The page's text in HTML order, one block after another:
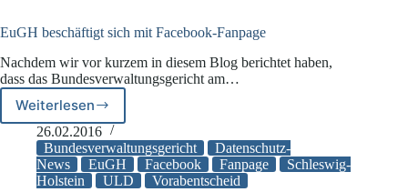
Recording-
EuGH beschäftigt sich mit Facebook-Fanpage
Nachdem wir vor kurzem in diesem Blog berichtet haben,
dass das Bundesverwaltungsgericht am…
Weiterlesen
EuGH
beschäftigt
sich
mit
Facebook-
26.02.2016
Bundesverwaltungsgericht
Datenschutz-
News
EuGH Facebook Fanpage
Schleswig-
Holstein
ULD Vorabentscheid